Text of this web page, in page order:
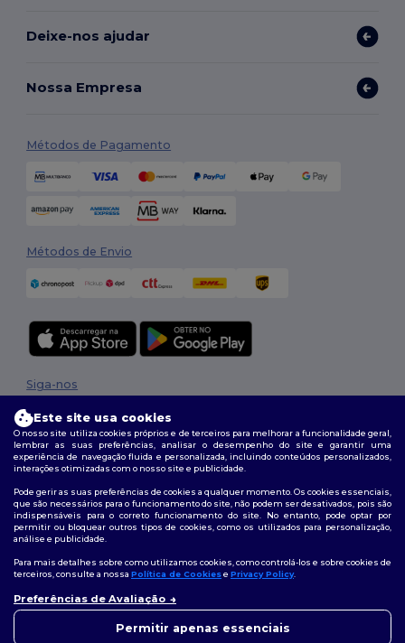
Deixe-nos ajudar
Nossa Empresa
Métodos de Pagamento
Métodos de Envio
2026. Todos os direitos reservados
Termos e Condições| Política de personalização
Siga-nos
Este site usa cookies
O nosso site utiliza cookies próprios e de terceiros para melhorar a funcionalidade geral,
lembrar as suas preferências, analisar o desempenho do site e garantir uma
experiência de navegação fluida e personalizada, incluindo conteúdos personalizados,
interações otimizadas com o nosso site e publicidade.
Pode gerir as suas preferências de cookies a qualquer momento. Os cookies essenciais,
que são necessários para o funcionamento do site, não podem ser desativados, pois são
indispensáveis para o correto funcionamento do site. No entanto, pode optar por
permitir ou bloquear outros tipos de cookies, como os utilizados para personalização,
análise e publicidade.
Para mais detalhes sobre como utilizamos cookies, como controlá-los e sobre cookies de
terceiros, consulte a nossa Política de Cookiese Privacy Policy.
Preferências de Avaliação
Permitir apenas essenciais
questão, pode contactar-nos a